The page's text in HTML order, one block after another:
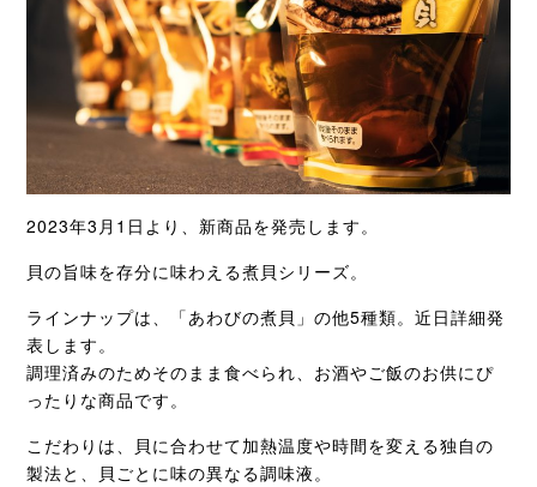
2023年3月1日より、新商品を発売します。
貝の旨味を存分に味わえる煮貝シリーズ。
ラインナップは、「あわびの煮貝」の他5種類。近日詳細発
表します。
調理済みのためそのまま食べられ、お酒やご飯のお供にぴ
ったりな商品です。
こだわりは、貝に合わせて加熱温度や時間を変える独自の
製法と、貝ごとに味の異なる調味液。